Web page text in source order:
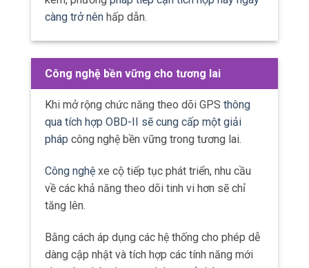
càng trở nên hấp dẫn.
Công nghệ bền vững cho tương lai
Khi mở rộng chức năng theo dõi GPS thông
qua tích hợp OBD-II sẽ cung cấp một giải
pháp công nghệ bền vững trong tương lai.
Công nghệ xe cộ tiếp tục phát triển, nhu cầu
về các khả năng theo dõi tinh vi hơn sẽ chỉ
tăng lên.
Bằng cách áp dụng các hệ thống cho phép dễ
dàng cập nhật và tích hợp các tính năng mới